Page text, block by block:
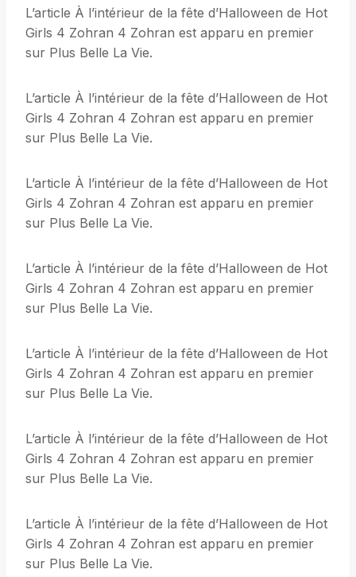
L’article À l’intérieur de la fête d’Halloween de Hot
Girls 4 Zohran 4 Zohran est apparu en premier
sur Plus Belle La Vie.
L’article À l’intérieur de la fête d’Halloween de Hot
Girls 4 Zohran 4 Zohran est apparu en premier
sur Plus Belle La Vie.
L’article À l’intérieur de la fête d’Halloween de Hot
Girls 4 Zohran 4 Zohran est apparu en premier
sur Plus Belle La Vie.
L’article À l’intérieur de la fête d’Halloween de Hot
Girls 4 Zohran 4 Zohran est apparu en premier
sur Plus Belle La Vie.
L’article À l’intérieur de la fête d’Halloween de Hot
Girls 4 Zohran 4 Zohran est apparu en premier
sur Plus Belle La Vie.
L’article À l’intérieur de la fête d’Halloween de Hot
Girls 4 Zohran 4 Zohran est apparu en premier
sur Plus Belle La Vie.
L’article À l’intérieur de la fête d’Halloween de Hot
Girls 4 Zohran 4 Zohran est apparu en premier
sur Plus Belle La Vie.